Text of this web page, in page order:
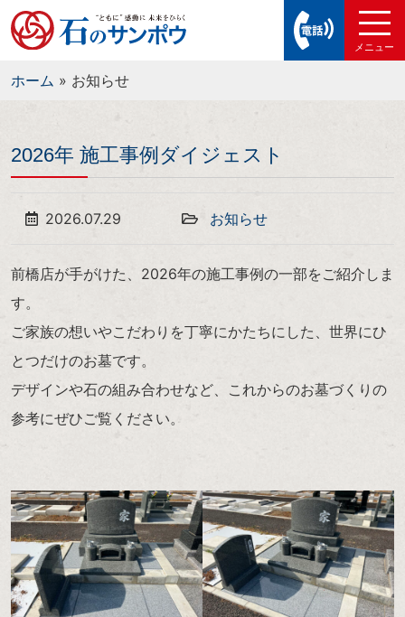
ホーム » お知らせ
2026年 施工事例ダイジェスト
2026.07.29 お知らせ
前橋店が手がけた、2026年の施工事例の一部をご紹介しま
す。
ご家族の想いやこだわりを丁寧にかたちにした、世界にひ
とつだけのお墓です。
デザインや石の組み合わせなど、これからのお墓づくりの
参考にぜひご覧ください。